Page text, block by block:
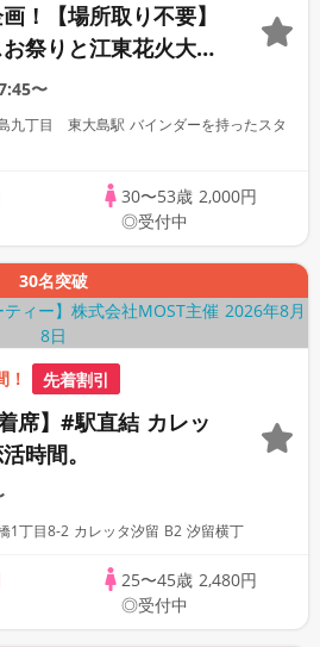
！【場所取り不要】
祭りと江東花火大会
と夏祭り♡街散策コ
〜
九丁目 東大島駅 バインダーを持ったスタ
30〜53歳 2,000円
◎受付中
30名突破
！ 先着割引
席】#駅直結 カレッ
時間。
1丁目8-2 カレッタ汐留 B2 汐留横丁
25〜45歳 2,480円
◎受付中